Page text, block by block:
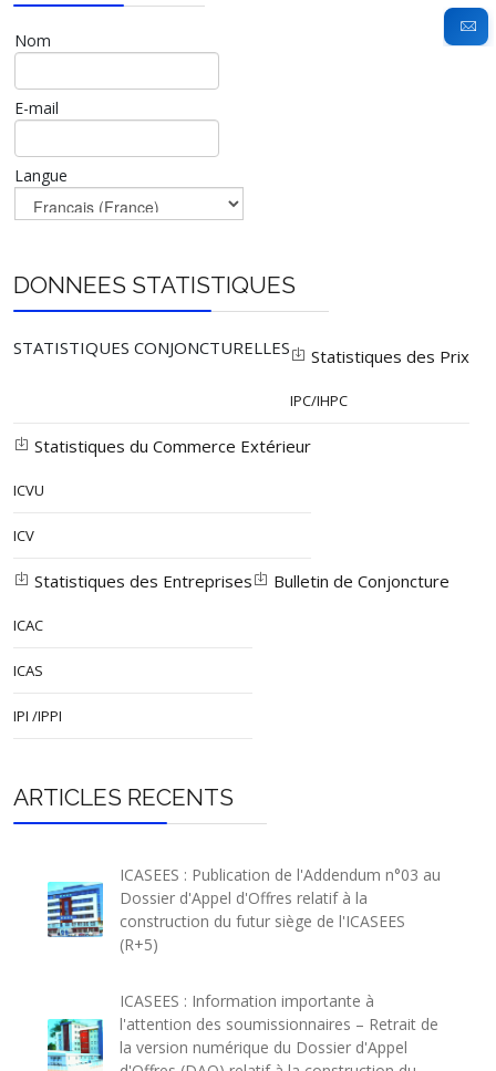
Nom
E-mail
Langue
DONNEES STATISTIQUES
STATISTIQUES CONJONCTURELLES Statistiques des Prix
IPC/IHPC
Statistiques du Commerce Extérieur
ICVU
ICV
Statistiques des Entreprises
ICAC
ICAS
IPI /IPPI
Bulletin de Conjoncture
ARTICLES RECENTS
ICASEES : Publication de l'Addendum n°03 au
Dossier d'Appel d'Offres relatif à la
construction du futur siège de l'ICASEES
(R+5)
ICASEES : Information importante à
l'attention des soumissionnaires – Retrait de
la version numérique du Dossier d'Appel